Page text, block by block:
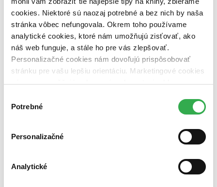
cookies. Niektoré sú naozaj potrebné a bez nich by naša
stránka vôbec nefungovala. Okrem toho používame
analytické cookies, ktoré nám umožňujú zisťovať, ako
náš web funguje, a stále ho pre vás zlepšovať.
Personalizačné cookies nám dovoľujú prispôsobovať
stránku pre vašu lepšiu orientáciu. Marketingové cookies
nám zas umožňujú zobrazenie relevantnej reklamy.
nám pomohlo, keby sme mohli používať všetky tieto
súhlasu
Potrebné
Personalizačné
Analytické
dostupná (bez vypredaných) (0 titulov)dostupná (bez
Nové / čítané
nová (0 titulov)nová
čítaná (0 titulov)čítaná
čítaná - výborný stav
čítaná - mierne opotrebovaná (0 titulov)čítaná - mierne
opotrebovaná
vypredaných kníh
Zoradiť